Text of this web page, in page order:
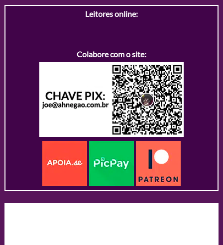
Leitores online:
Colabore com o site: